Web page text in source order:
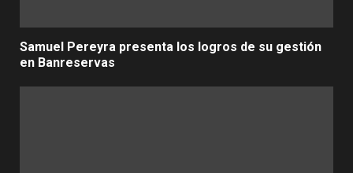
Samuel Pereyra presenta los logros de su gestión
en Banreservas